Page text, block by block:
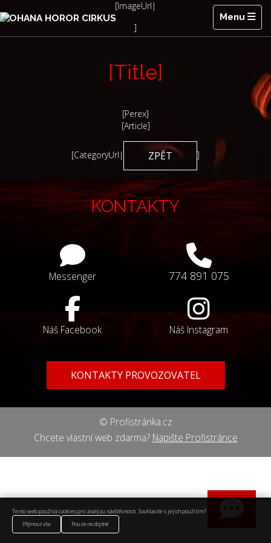
Menu
OHANA HOROR CIRKUS
[ImageUrl|
]
[Title]
[Perex]
[Article]
[CategoryUrl| ZPĚT ]
KONTAKTY
Messenger 774 891 075
Náš Facebook Náš Instagram
KONTAKTY PROVOZOVATEL
© Profistránka.cz
Chcete vlastní web zdarma? Napište Profistránce
Tento web používá cookies pro analýzu návštěvnosti. Souhlasíte s jejich použitím?
Přijmout vše Pouze nezbytné